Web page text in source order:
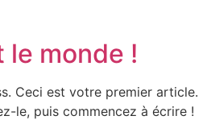
le monde !
Ceci est votre premier article.
le, puis commencez à écrire !